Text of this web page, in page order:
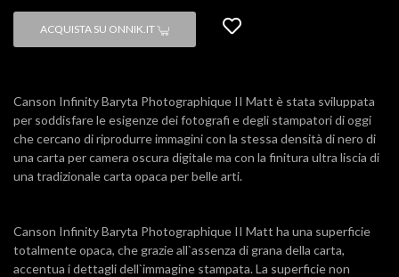
ACQUISTA SU ONNIK.IT
Canson Infinity Baryta Photographique II Matt è stata sviluppata
per soddisfare le esigenze dei fotografi e degli stampatori di oggi
che cercano di riprodurre immagini con la stessa densità di nero di
una carta per camera oscura digitale ma con la finitura ultra liscia di
una tradizionale carta opaca per belle arti.
Canson Infinity Baryta Photographique II Matt ha una superficie
totalmente opaca, che grazie all`assenza di grana della carta,
accentua i dettagli dell`immagine stampata. La superficie non